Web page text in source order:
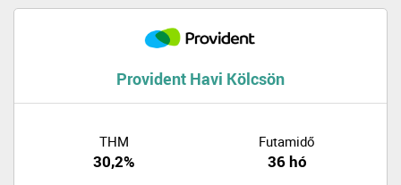
Provident Havi Kölcsön
THM
30,2%
Futamidő
36 hó